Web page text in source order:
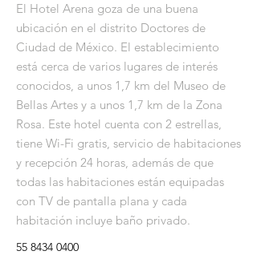
El Hotel Arena goza de una buena
ubicación en el distrito Doctores de
Ciudad de México. El establecimiento
está cerca de varios lugares de interés
conocidos, a unos 1,7 km del Museo de
Bellas Artes y a unos 1,7 km de la Zona
Rosa. Este hotel cuenta con 2 estrellas,
tiene Wi-Fi gratis, servicio de habitaciones
y recepción 24 horas, además de que
todas las habitaciones están equipadas
con TV de pantalla plana y cada
habitación incluye baño privado.
55 8434 0400